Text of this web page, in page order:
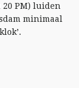
PM) luiden
minimaal